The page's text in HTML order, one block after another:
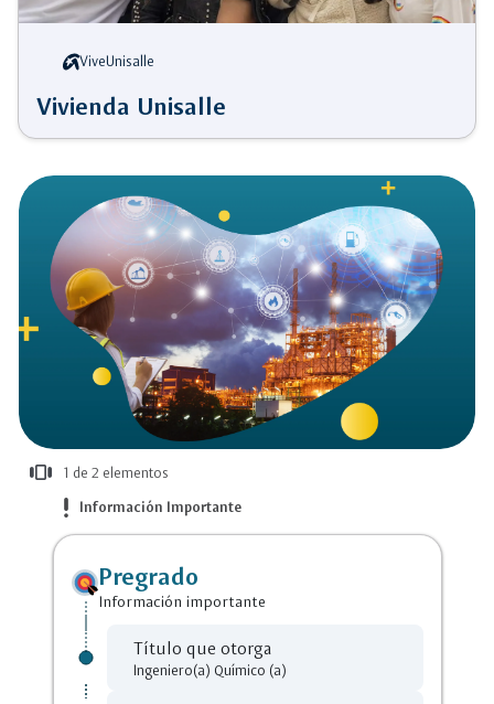
view_carousel
información
1 de 2 elementos
ViveUnisalle
Vivienda Unisalle
priority_high Información Importante
Pregrado
Información importante
Ingeniero(a) Químico (a)
Título que otorga